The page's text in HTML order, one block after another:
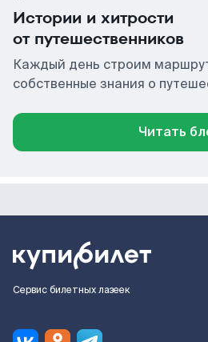
Истории и хитрости
от путешественников
Каждый день строим
собственные знания о
Читать
Сервис билетных лазеек